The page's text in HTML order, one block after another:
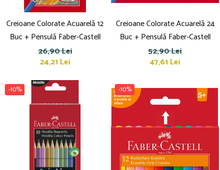
Creioane Colorate Acuarelă 12
Buc + Pensulă Faber-Castell
26,90 Lei
24,21 Lei
Creioane Colorate Acuarelă 24
Buc + Pensulă Faber-Castell
52,90 Lei
47,61 Lei
-10% -10%